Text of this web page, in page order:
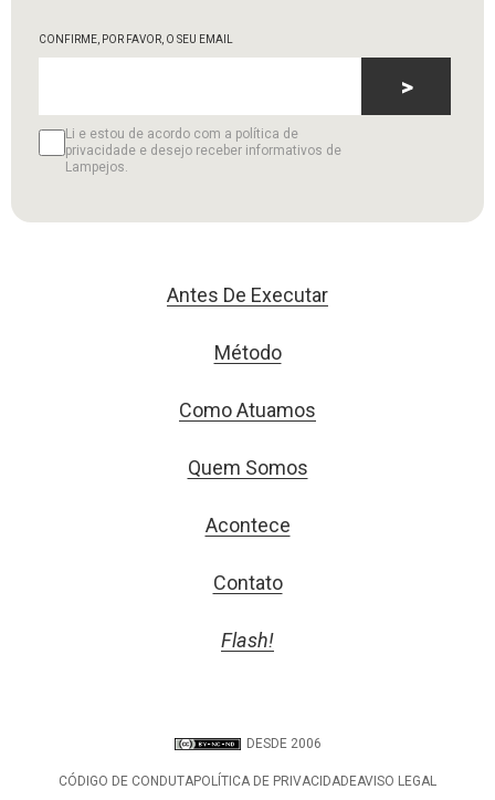
CONFIRME, POR FAVOR, O SEU EMAIL
Li e estou de acordo com a política de
privacidade e desejo receber informativos de
Lampejos.
>
Antes De Executar
Método
Como Atuamos
Quem Somos
Acontece
Contato
Flash!
DESDE 2006
CÓDIGO DE CONDUTAPOLÍTICA DE PRIVACIDADEAVISO LEGAL